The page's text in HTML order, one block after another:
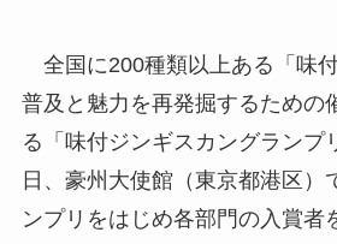
全国に200種類以上ある「味
普及と魅力を再発掘するための
る「味付ジンギスカングランプ
日、豪州大使館（東京都港区）
ンプリをはじめ各部門の入賞者